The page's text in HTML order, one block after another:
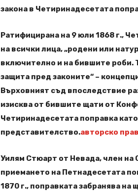
закона в Четиринадесетата
Ратифицирана на 9 юли 1868 г.,
на всички лица, „родени или
включително и на бившите роби.
защита пред законите“ –
Върховният съд впоследствие
изисква от бившите щати от
Четиринадесетата поправка
представителство.авторско
Уилям Стюарт от Невада, член на
приемането на Петнадесетата
1870 г., поправката забранява